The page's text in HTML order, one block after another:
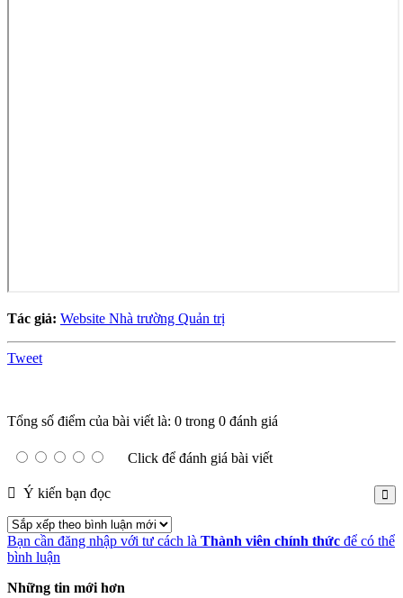
Tác giả: Website Nhà trường Quản trị
Tweet
Tổng số điểm của bài viết là: 0 trong 0 đánh giá
Click để đánh giá bài viết
Ý kiến bạn đọc
Bạn cần đăng nhập với tư cách là Thành viên chính thức để có thể
bình luận
Những tin mới hơn